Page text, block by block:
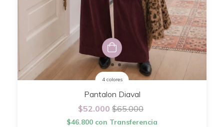
4 colores
Pantalon Diaval
$52.000 $65.000
$46.800 con Transferencia